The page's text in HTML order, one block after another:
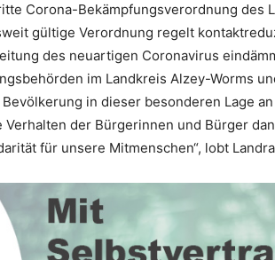
Corona-Bekämpfungsverordnung des
gültige Verordnung regelt
des neuartigen Coronavirus
im Landkreis Alzey-Worms
in dieser besonderen Lage
der Bürgerinnen und Bürger
für unsere Mitmenschen“, lobt